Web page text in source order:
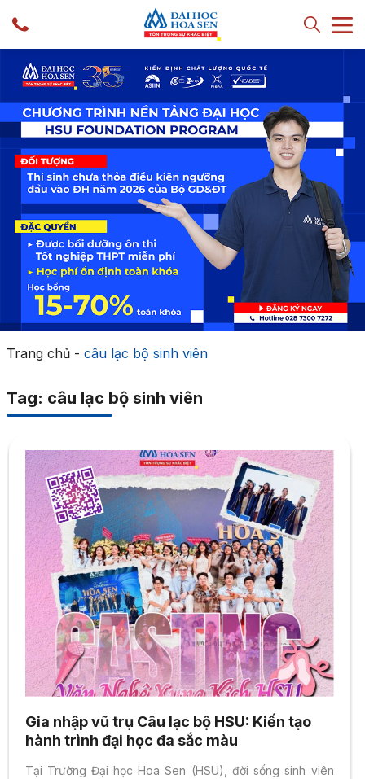
Trang chủ- câu lạc bộ sinh viên
Tag: câu lạc bộ sinh viên
Gia nhập vũ trụ Câu lạc bộ HSU: Kiến tạo
hành trình đại học đa sắc màu
Tại Trường Đại học Hoa Sen (HSU), đời sống sinh viên